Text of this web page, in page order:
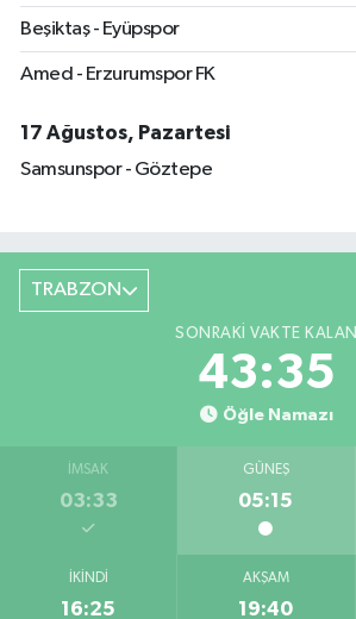
Beşiktaş - Eyüpspor
Amed - Erzurumspor FK
17 Ağustos, Pazartesi
Samsunspor - Göztepe
TRABZON
SONRAKI VAKTE KALAN
43:34
Öğle Namazı
İMSAK
03:33
GÜNEŞ
05:15
İKINDI
16:25
AKŞAM
19:40